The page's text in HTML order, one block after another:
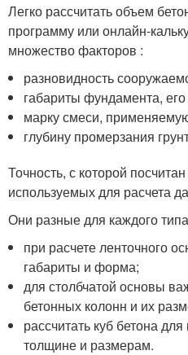
Легко рассчитать объем
программу или онлайн-
множество факторов :
разновидность
габариты фундамента,
марку смеси,
глубину промерзания
Точность, с которой
используемых для расчета
Они разные для каждого
при расчете ленточного
габариты и форма;
для столбчатой основы
бетонных колонн и их
рассчитать куб бетона
толщине и размерам.